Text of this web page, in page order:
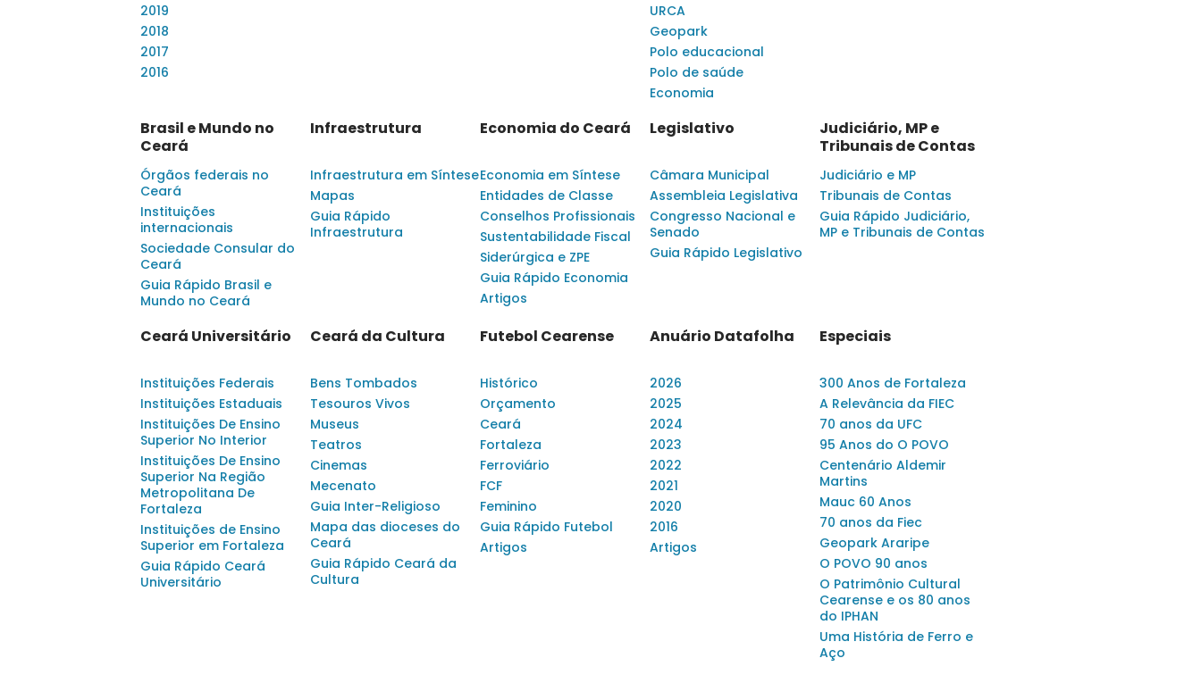
2019
2018
2017
2016
URCA
Geopark
Polo educacional
Polo de saúde
Economia
Brasil e Mundo no
Ceará
Órgãos federais no
Ceará
Instituições
internacionais
Sociedade Consular do
Ceará
Guia Rápido Brasil e
Mundo no Ceará
Infraestrutura
Infraestrutura em Síntese
Mapas
Guia Rápido
Infraestrutura
Economia do Ceará
Economia em Síntese
Entidades de Classe
Conselhos Profissionais
Sustentabilidade Fiscal
Siderúrgica e ZPE
Guia Rápido Economia
Artigos
Legislativo
Câmara Municipal
Assembleia Legislativa
Congresso Nacional e
Senado
Guia Rápido Legislativo
Judiciário, MP e
Tribunais de Contas
Judiciário e MP
Tribunais de Contas
Guia Rápido Judiciário,
MP e Tribunais de Contas
Ceará Universitário
Instituições Federais
Instituições Estaduais
Instituições De Ensino
Superior No Interior
Instituições De Ensino
Superior Na Região
Metropolitana De
Fortaleza
Instituições de Ensino
Superior em Fortaleza
Guia Rápido Ceará
Universitário
Ceará da Cultura
Bens Tombados
Tesouros Vivos
Museus
Teatros
Cinemas
Mecenato
Guia Inter-Religioso
Mapa das dioceses do
Ceará
Guia Rápido Ceará da
Cultura
Futebol Cearense
Histórico
Orçamento
Ceará
Fortaleza
Ferroviário
FCF
Feminino
Guia Rápido Futebol
Artigos
Anuário Datafolha
2026
2025
2024
2023
2022
2021
2020
2016
Artigos
Especiais
300 Anos de Fortaleza
A Relevância da FIEC
70 anos da UFC
95 Anos do O POVO
Centenário Aldemir
Martins
Mauc 60 Anos
70 anos da Fiec
Geopark Araripe
O POVO 90 anos
O Patrimônio Cultural
Cearense e os 80 anos
do IPHAN
Uma História de Ferro e
Aço